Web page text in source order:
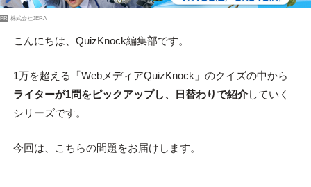
PR 株式会社JERA
こんにちは、QuizKnock編集部です。
1万を超える「WebメディアQuizKnock」のクイズの中から
ライターが1問をピックアップし、日替わりで紹介していく
シリーズです。
今回は、こちらの問題をお届けします。